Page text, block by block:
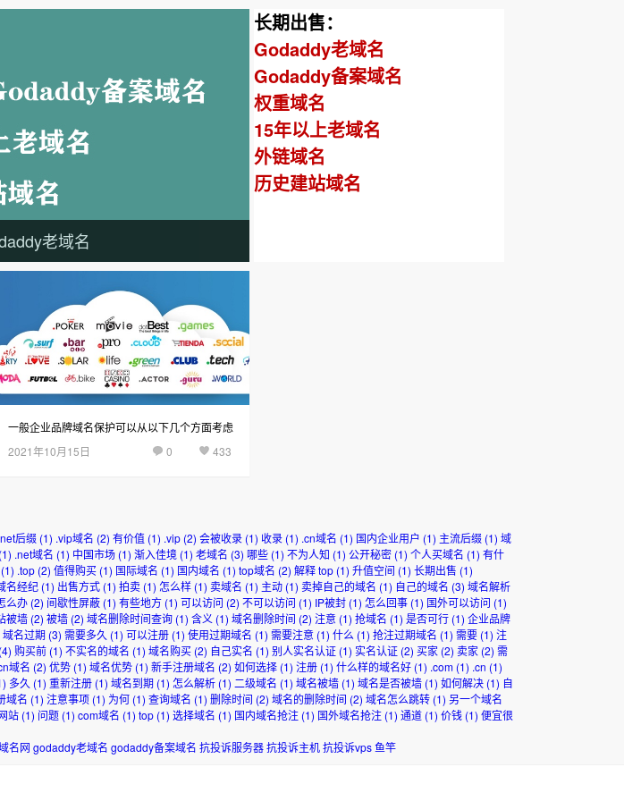
老域名
长期出售：
Godaddy老域名
Godaddy备案域名
权重域名
15年以上老域名
外链域名
历史建站域名
一般企业品牌域名保护可以从以下几个方面考虑
2021年10月15日
433
0
net后缀(1) .vip域名 (2) 有价值(1) .vip(2) 会被收录(1) 收录(1) .cn域名 (1) 国内企业用户 (1) 主流后缀(1) 域
.net域名 (1) 中国市场(1) 渐入佳境 (1) 老域名 (3) 哪些(1) 不为人知 (1) 公开秘密(1) 个人买域名 (1) 有什
.top(2) 值得购买(1) 国际域名 (1) 国内域名 (1) top域名 (2) 解释 top(1) 升值空间 (1) 长期出售 (1)
名经纪(1) 出售方式(1) 拍卖(1) 怎么样(1) 卖域名 (1) 主动(1) 卖掉自己的域名 (1) 自己的域名 (3) 域名解析
么办(2) 间歇性屏蔽(1) 有些地方(1) 可以访问 (2) 不可以访问 (1) IP被封(1) 怎么回事(1) 国外可以访问 (1)
被墙(2) 被墙(2) 域名删除时间查询(1) 含义 (1) 域名删除时间 (2) 注意(1) 抢域名 (1) 是否可行(1) 企业品牌
域名过期(3) 需要多久 (1) 可以注册(1) 使用过期域名 (1) 需要注意(1) 什么 (1) 抢注过期域名 (1) 需要(1) 注
购买前(1) 不实名的域名 (1) 域名购买(2) 自己实名 (1) 别人实名认证(1) 实名认证(2) 买家 (2) 卖家 (2) 需
域名 (2) 优势(1) 域名优势(1) 新手注册域名 (2) 如何选择(1) 注册(1) 什么样的域名好(1) .com(1) .cn (1)
多久 (1) 重新注册(1) 域名到期(1) 怎么解析(1) 二级域名 (1) 域名被墙(1) 域名是否被墙(1) 如何解决(1) 自
域名 (1) 注意事项(1) 为何(1) 查询域名 (1) 删除时间 (2) 域名的删除时间 (2) 域名怎么跳转(1) 另一个域名
站(1) 问题(1) com域名 (1) top(1) 选择域名 (1) 国内域名抢注(1) 国外域名抢注(1) 通道(1) 价钱(1) 便宜很
名网 godaddy老域名 godaddy备案域名 抗投诉服务器 抗投诉主机 抗投诉vps 鱼竿